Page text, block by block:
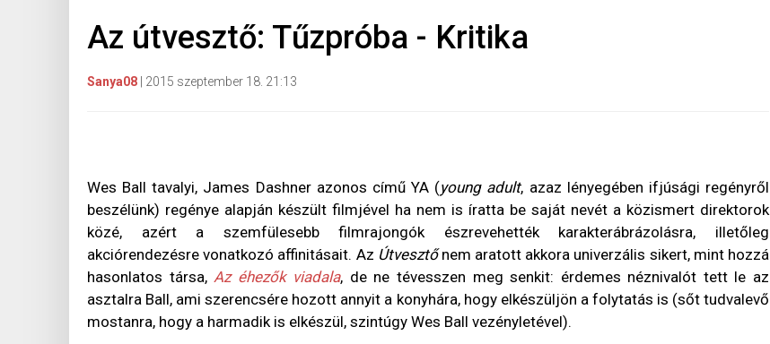
Az útvesztő: Tűzpróba - Kritika
Sanya08 2015 szeptember 18. 21:13
Wes Ball tavalyi, James Dashner azonos című YA (young adult, azaz lényegében ifjúsági regényről
beszélünk) regénye alapján készült filmjével ha nem is íratta be saját nevét a közismert direktorok
közé, azért a szemfülesebb filmrajongók észrevehették karakterábrázolásra, illetőleg
akciórendezésre vonatkozó affinitásait. Az Útvesztőnem aratott akkora univerzális sikert, mint hozzá
hasonlatos társa,Az éhezők viadala, de ne tévesszen meg senkit: érdemes néznivalót tett le az
asztalra Ball, ami szerencsére hozott annyit a konyhára, hogy elkészüljön a folytatás is (sőt tudvalevő
mostanra, hogy a harmadik is elkészül, szintúgy Wes Ball vezényletével).